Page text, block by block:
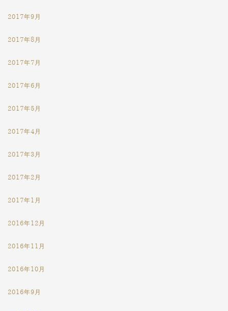
2017年9月
2017年8月
2017年7月
2017年6月
2017年5月
2017年4月
2017年3月
2017年2月
2017年1月
2016年12月
2016年11月
2016年10月
2016年9月